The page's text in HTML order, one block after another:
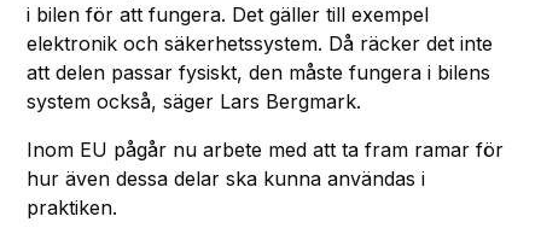
i bilen för att fungera. Det gäller till exempel
elektronik och säkerhetssystem. Då räcker det inte
att delen passar fysiskt, den måste fungera i bilens
system också, säger Lars Bergmark.
Inom EU pågår nu arbete med att ta fram ramar för
hur även dessa delar ska kunna användas i
praktiken.